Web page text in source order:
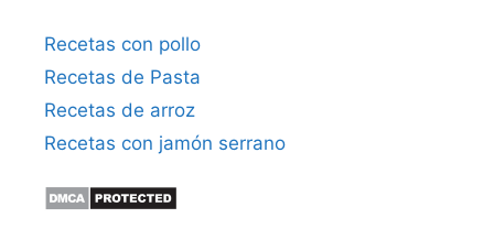
Recetas con pollo
Recetas de Pasta
Recetas de arroz
Recetas con jamón serrano